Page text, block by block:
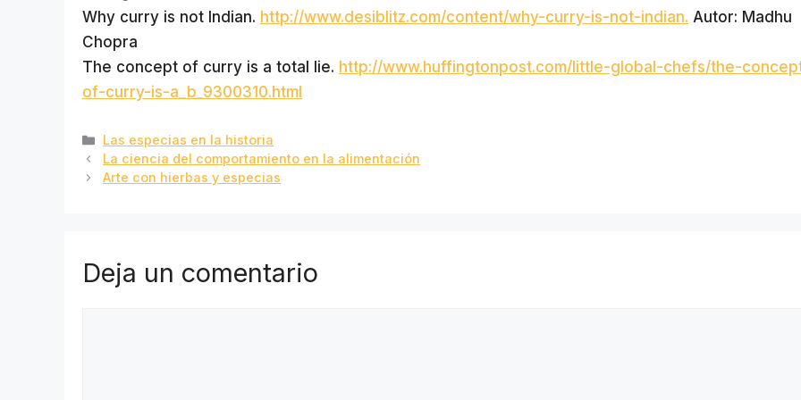
Why curry is not Indian. http://www.desiblitz.com/content/why-curry-is-not-indian. Autor: Madhu
Chopra
The concept of curry is a total lie. http://www.huffingtonpost.com/little-global-chefs/the-
of-curry-is-a_b_9300310.html
Categorías
Las especias en la historia
La ciencia del comportamiento en la alimentación
Arte con hierbas y especias
Deja un comentario